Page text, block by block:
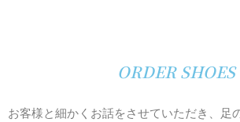
ORDER SHOES
お客様と細かくお話をさせていただき、足